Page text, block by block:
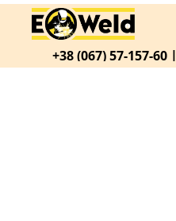
КАТАЛОГ
О
+38 (067) 57-157-60 |